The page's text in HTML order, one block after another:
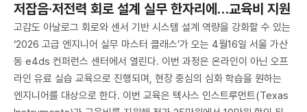
저잡음·저전력 회로 설계 실무 한자리에…교육비 지원
고감도 아날로그 회로와 센서 기반 시스템 설계 역량을 강화할 수 있는
‘2026 고급 엔지니어 실무 마스터 클래스’가 오는 4월16일 서울 가산
동 e4ds 컨퍼런스 센터에서 열린다. 이번 과정은 온라인이 아닌 오프
라인 유료 실습 교육으로 진행되며, 현장 중심의 심화 학습을 원하는
엔지니어를 대상으로 한다. 이번 교육은 텍사스 인스트루먼트(Texas